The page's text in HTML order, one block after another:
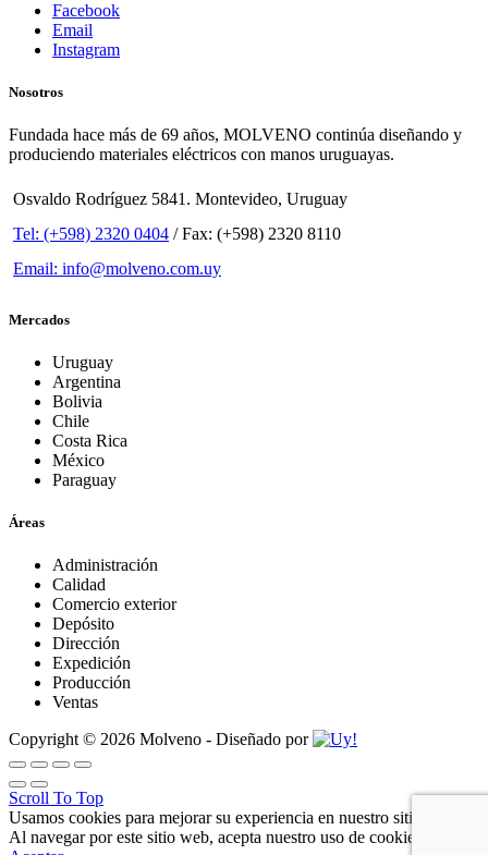
Facebook
Email
Instagram
Nosotros
Fundada hace más de 69 años, MOLVENO continúa diseñando y
produciendo materiales eléctricos con manos uruguayas.
Osvaldo Rodríguez 5841. Montevideo, Uruguay
Tel: (+598) 2320 0404 / Fax: (+598) 2320 8110
Email: info@molveno.com.uy
Mercados
Uruguay
Argentina
Bolivia
Chile
Costa Rica
México
Paraguay
Áreas
Administración
Calidad
Comercio exterior
Depósito
Dirección
Expedición
Producción
Ventas
Copyright © 2026 Molveno - Diseñado por
Scroll To Top
Usamos cookies para mejorar su experiencia en nuestro sitio web.
Al navegar por este sitio web, acepta nuestro uso de cookies.